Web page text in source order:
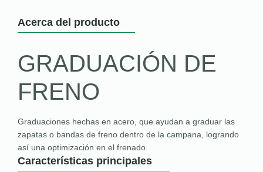
Acerca del producto
GRADUACIÓN DE
FRENO
Graduaciones hechas en acero, que ayudan a graduar las
zapatas o bandas de freno dentro de la campana, logrando
así una optimización en el frenado.
Características principales